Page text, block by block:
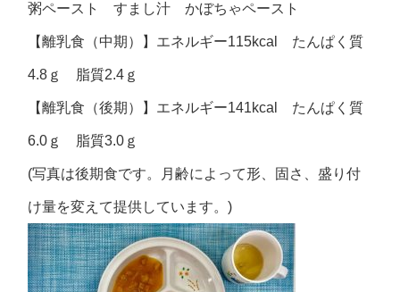
粥ペースト すまし汁 かぼちゃペースト
【離乳食（中期）】エネルギー115kcal たんぱく質
4.8ｇ 脂質2.4ｇ
【離乳食（後期）】エネルギー141kcal たんぱく質
6.0ｇ 脂質3.0ｇ
(写真は後期食です。月齢によって形、固さ、盛り付
け量を変えて提供しています。)